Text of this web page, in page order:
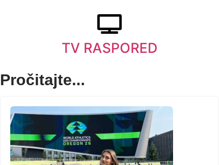
TV RASPORED
Pročitajte...